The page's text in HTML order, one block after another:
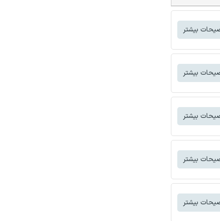
بیشتر
بیشتر
بیشتر
بیشتر
بیشتر